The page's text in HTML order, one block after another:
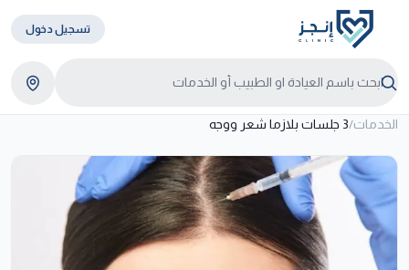
تسجيل دخول
الخدمات/3 جلسات بلازما شعر ووجه